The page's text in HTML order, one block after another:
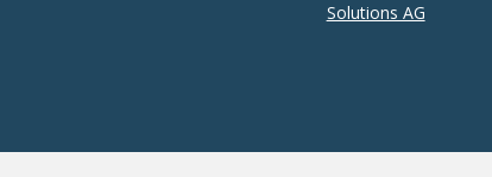
Solutions AG